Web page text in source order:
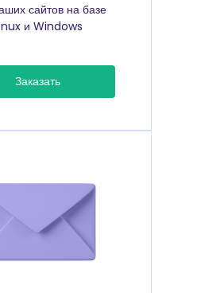
сайтов на базе
и Windows
Заказать